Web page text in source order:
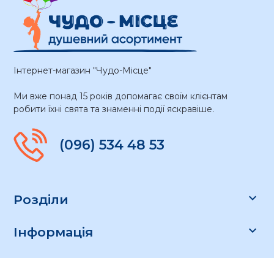
Інтернет-магазин "Чудо-Місце"
Ми вже понад 15 років допомагає своїм клієнтам
робити їхні свята та знаменні події яскравіше.
(096) 534 48 53
Розділи 
Інформація 